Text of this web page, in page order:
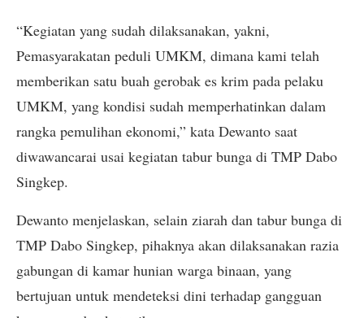
“Kegiatan yang sudah dilaksanakan, yakni,
Pemasyarakatan peduli UMKM, dimana kami telah
memberikan satu buah gerobak es krim pada pelaku
UMKM, yang kondisi sudah memperhatinkan dalam
rangka pemulihan ekonomi,” kata Dewanto saat
diwawancarai usai kegiatan tabur bunga di TMP Dabo
Singkep.
Dewanto menjelaskan, selain ziarah dan tabur bunga di
TMP Dabo Singkep, pihaknya akan dilaksanakan razia
gabungan di kamar hunian warga binaan, yang
bertujuan untuk mendeteksi dini terhadap gangguan